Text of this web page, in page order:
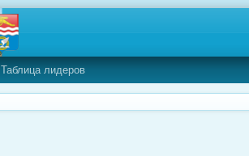
Таблица лидеров